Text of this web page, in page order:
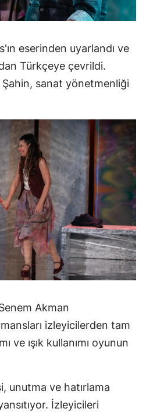
eserinden uyarlandı ve
Türkçeye çevrildi.
sanat yönetmenliği
Akman
izleyicilerden tam
ve ışık kullanımı oyunun
unutma ve hatırlama
İzleyicileri